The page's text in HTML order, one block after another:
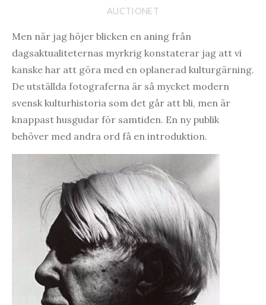
AUCTIONET
Men när jag höjer blicken en aning från
dagsaktualiteternas myrkrig konstaterar jag att vi
kanske har att göra med en oplanerad kulturgärning.
De utställda fotograferna är så mycket modern
svensk kulturhistoria som det går att bli, men är
knappast husgudar för samtiden. En ny publik
behöver med andra ord få en introduktion.